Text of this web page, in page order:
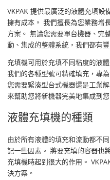
VKPAK 提供最廣泛的液體充填設
擁有成本。 我們擅長為您業務增
方案。 無論您需要單台機器、完
動、集成的整體系統，我們都有
充填機可用於充填不同粘度的液
我們的各種型號可精確填充，專
您需要緊湊型台式機器還是工業
來幫助您將新機器完美地集成到
液體充填機的種類
由於所有液體的填充和流動都不
記一些因素。 將要充填的容器也
充填機時起到很大的作用。
決方案。